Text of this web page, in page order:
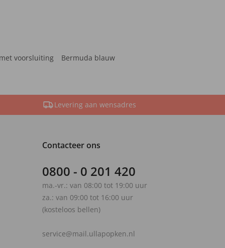
voorsluiting Bermuda blauw
Levering aan wensadres
Contacteer ons
0800 - 0 201 420
ma.-vr.: van 08:00 tot 19:00 uur
za.: van 09:00 tot 16:00 uur
(kosteloos bellen)
service@mail.ullapopken.nl